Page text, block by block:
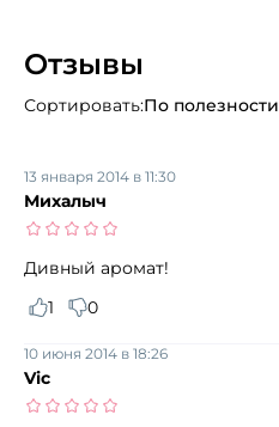
Отзывы
Сортировать:По полезности
Михалыч
13 января 2014 в 11:30
Дивный аромат!
1
0
Vic
10 июня 2014 в 18:26